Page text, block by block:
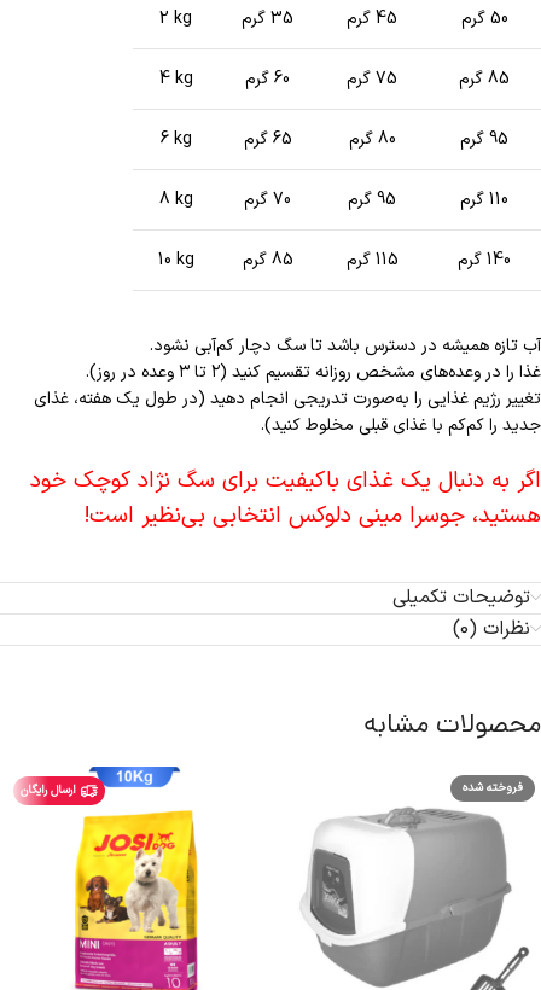
50 گرم 45 گرم 35 گرم 2 kg
85 گرم 75 گرم 60 گرم 4 kg
95 گرم 80 گرم 65 گرم 6 kg
110 گرم 95 گرم 70 گرم 8 kg
140 گرم 115 گرم 85 گرم 10 kg
آب تازه همیشه در دسترس باشد تا سگ دچار کم‌آبی نشود.
غذا را در وعده‌های مشخص روزانه تقسیم کنید (۲ تا ۳ وعده در روز).
تغییر رژیم غذایی را به‌صورت تدریجی انجام دهید (در طول یک هفته، غذای
جدید را کم‌کم با غذای قبلی مخلوط کنید).
اگر به دنبال یک غذای باکیفیت برای سگ نژاد کوچک خود
هستید، جوسرا مینی دلوکس انتخابی بی‌نظیر است!
توضیحات تکمیلی
نظرات (0)
محصولات مشابه
فروخته شده ارسال رایگان